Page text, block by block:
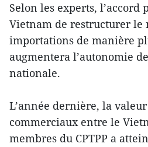
Selon les experts, l’accord
Vietnam de restructurer le
importations de manière
augmentera l’autonomie
nationale.
L’année dernière, la
commerciaux entre le
membres du CPTPP a